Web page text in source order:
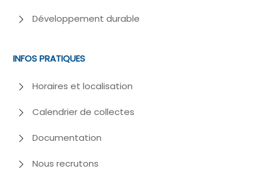
Développement durable
INFOS PRATIQUES
Horaires et localisation
Calendrier de collectes
Documentation
Nous recrutons